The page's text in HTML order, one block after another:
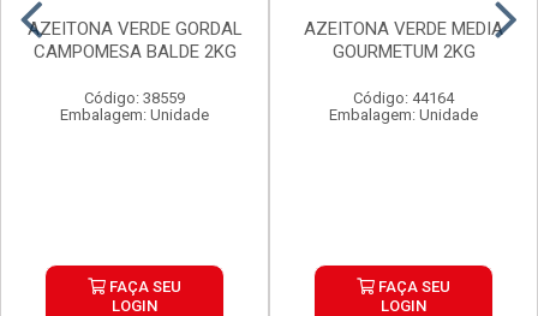
AZEITONA VERDE GORDAL
CAMPOMESA BALDE 2KG
Código: 38559
Embalagem: Unidade
FAÇA SEU
LOGIN
AZEITONA VERDE MEDIA
GOURMETUM 2KG
Código: 44164
Embalagem: Unidade
FAÇA SEU
LOGIN